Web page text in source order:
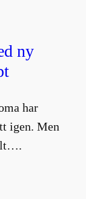
ny
har
igen. Men